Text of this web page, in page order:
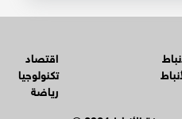
اقتصاد
تكنولوجيا
رياضة